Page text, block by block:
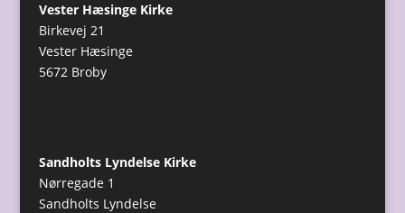
Vester Hæsinge Kirke
Birkevej 21
Vester Hæsinge
5672 Broby
Sandholts Lyndelse Kirke
Nørregade 1
Sandholts Lyndelse